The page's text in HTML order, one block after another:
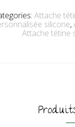
Attache
silicone,
Attache tétine